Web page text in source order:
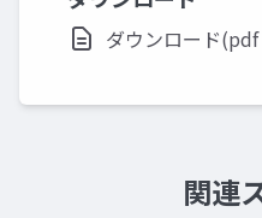
ダウンロード
関連